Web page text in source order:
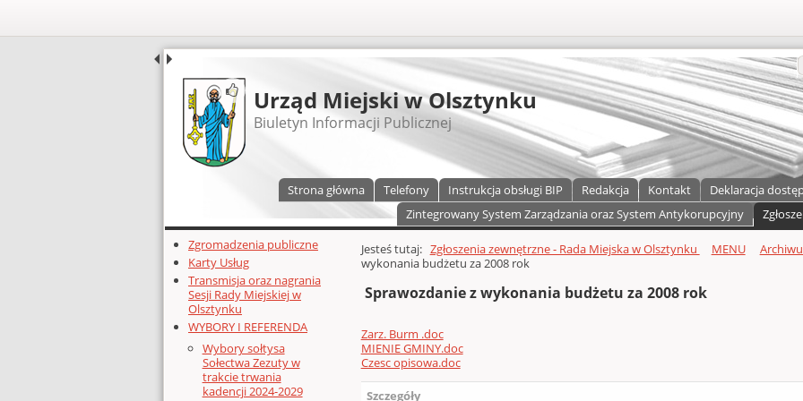
UDOSTĘPNIJ
Urząd Miejski w Olsztynku
Biuletyn Informacji Publicznej
Strona główna Telefony Instrukcja obsługi BIP Redakcja Kontakt Deklaracja
Zintegrowany System Zarządzania oraz System Antykorupcyjny
Dodatkowe zasoby (lewa kolumna)
Zgromadzenia publiczne
Karty Usług
Transmisja oraz nagrania
Sesji Rady Miejskiej w
Olsztynku
WYBORY I REFERENDA
Wybory sołtysa
Sołectwa Zezuty w
trakcie trwania
kadencji 2024-2029
Głównej zawartości
Jesteś tutaj: Zgłoszenia zewnętrzne - Rada Miejska w Olsztynku MENU
wykonania budżetu za 2008 rok
Sprawozdanie z wykonania budżetu za 2008 rok
Zarz. Burm .doc
MIENIE GMINY.doc
Czesc opisowa.doc
Szczegóły